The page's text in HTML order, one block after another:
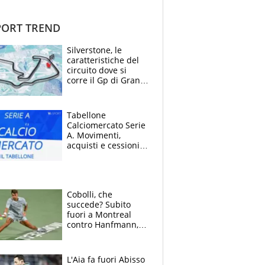
TREND
Silverstone, le
caratteristiche del
circuito dove si
corre il Gp di Gran
Tabellone
Calciomercato Serie
A. Movimenti,
acquisti e cessioni:
Cobolli, che
succede? Subito
fuori a Montreal
contro Hanfmann,
L'Aia fa fuori Abisso